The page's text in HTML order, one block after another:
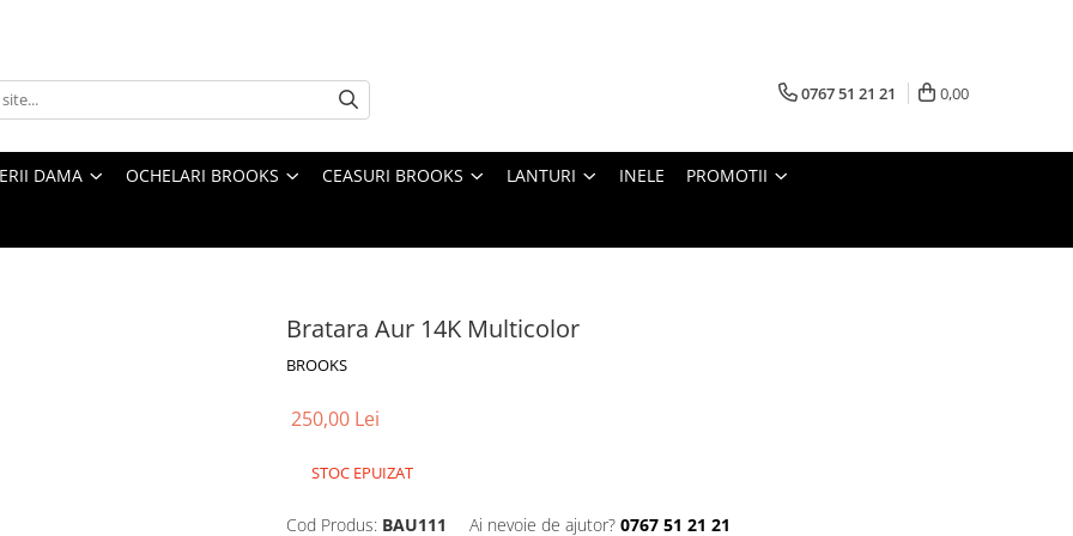
0767 51 21 21 0,00
DAMA OCHELARI BROOKS CEASURI BROOKS LANTURI INELE PROMOTII
Bratara Aur 14K Multicolor
BROOKS
250,00 Lei
STOC EPUIZAT
Cod Produs: BAU111 Ai nevoie de ajutor? 0767 51 21 21